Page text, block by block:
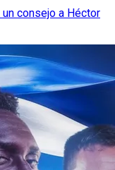
consejo a Héctor